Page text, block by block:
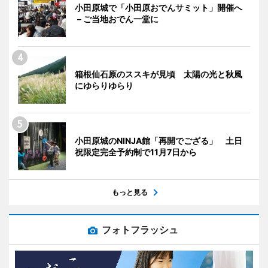
小田原城で「小田原おでんサミット」開催へ
－ご当地おでん一堂に
箱根仙石原のススキが見頃 太陽の光と秋風
にゆらりゆらり
小田原城のNINJA館「再開でござる」 土日
祝限定完全予約制で11月7日から
もっと見る
フォトフラッシュ